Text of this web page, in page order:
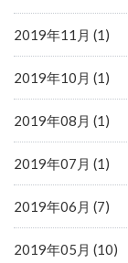
2019年11月 (1)
2019年10月 (1)
2019年08月 (1)
2019年07月 (1)
2019年06月 (7)
2019年05月 (10)